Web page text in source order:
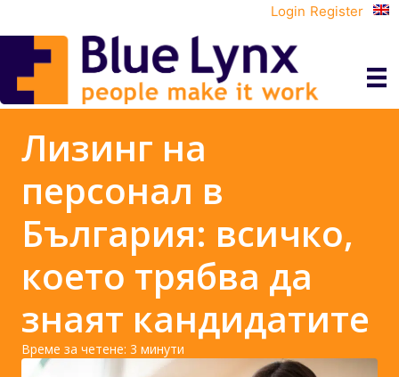
Login Register
Лизинг на
персонал в
България: всичко,
което трябва да
знаят кандидатите
Време за четене: 3 минути